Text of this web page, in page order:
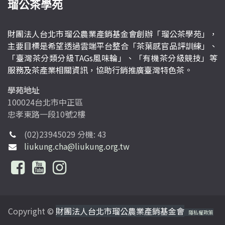
瑠公茶學苑
財團法人台北市瑠公農業產銷基金會創辦「瑠公茶學苑」，
主要目標是希望透過雲端平台整合「茶葉感官品評訓練」、
「臺灣茶分類分級TAGs風味輪」、「有機茶分級競技」等
服務及茶產業相關資訊，協助行銷推廣臺灣特色茶。
學苑地址
100024台北市中正區
忠孝東路一段10號2樓
(02)23945029 分機: 43
liukung.cha@liukung.org.tw
Copyright © 財團法人台北市瑠公農業產銷基金會 隱私權政策